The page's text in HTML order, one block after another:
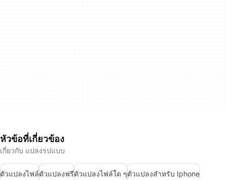
หัวข้อที่เกี่ยวข้อง
เกี่ยวกับ แปลงรปแบบ
ตัวแปลงไฟล์ตัวแปลงฟรีตัวแปลงไฟล์ใด ๆตัวแปลงสำหรับ Iphone